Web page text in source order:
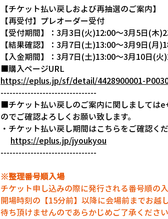
【チケット払い戻しおよび再抽選のご案内】
【再受付】プレオーダー受付
【受付期間】：3月3日(火)12:00～3月5日(木
【結果確認】：3月7日(土)13:00～3月9日(月
【入金期間】：3月7日(土)13:00～3月10日(火
■購入ページURL
https://eplus.jp/sf/detail/4428900001-
--------------------------------
■チケット払い戻しのご案内に関しましては
のでご確認よろしくお願い致します。
・チケット払い戻し期間はこちらをご確認く
https://eplus.jp/jyoukyou
--------------------------------
※整理番号順入場
チケット申し込みの際に発行される番号順の入
開場時刻の【15分前】以降に会場前までお越
待ち頂けませんのであらかじめご了承ください